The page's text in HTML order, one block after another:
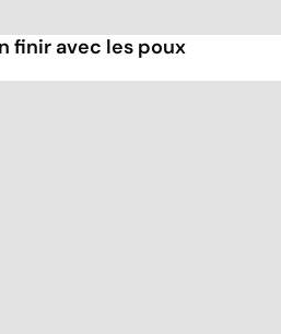
finir avec les poux